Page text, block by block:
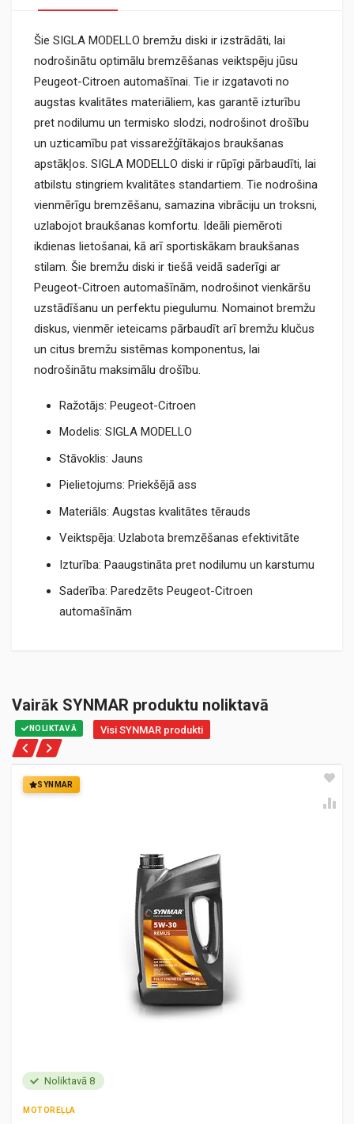
Šie SIGLA MODELLO bremžu diski ir izstrādāti, lai
nodrošinātu optimālu bremzēšanas veiktspēju jūsu
Peugeot-Citroen automašīnai. Tie ir izgatavoti no
augstas kvalitātes materiāliem, kas garantē izturību
pret nodilumu un termisko slodzi, nodrošinot drošību
un uzticamību pat vissarežģītākajos braukšanas
apstākļos. SIGLA MODELLO diski ir rūpīgi pārbaudīti, lai
atbilstu stingriem kvalitātes standartiem. Tie nodrošina
vienmērīgu bremzēšanu, samazina vibrāciju un troksni,
uzlabojot braukšanas komfortu. Ideāli piemēroti
ikdienas lietošanai, kā arī sportiskākam braukšanas
stilam. Šie bremžu diski ir tiešā veidā saderīgi ar
Peugeot-Citroen automašīnām, nodrošinot vienkāršu
uzstādīšanu un perfektu piegulumu. Nomainot bremžu
diskus, vienmēr ieteicams pārbaudīt arī bremžu klučus
un citus bremžu sistēmas komponentus, lai
nodrošinātu maksimālu drošību.
Ražotājs: Peugeot-Citroen
Modelis: SIGLA MODELLO
Stāvoklis: Jauns
Pielietojums: Priekšējā ass
Materiāls: Augstas kvalitātes tērauds
Veiktspēja: Uzlabota bremzēšanas efektivitāte
Izturība: Paaugstināta pret nodilumu un karstumu
Saderība: Paredzēts Peugeot-Citroen
automašīnām
Vairāk SYNMAR produktu noliktavā
NOLIKTAVĀ Visi SYNMAR produkti
SYNMAR
Noliktavā 8
MOTOREĻĻA